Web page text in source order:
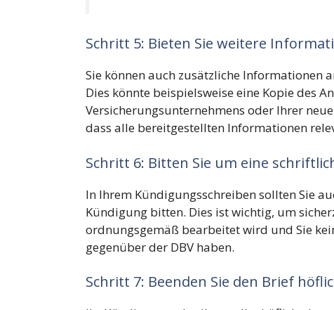
Schritt 5: Bieten Sie weitere
Sie können auch zusätzliche Informationen
Dies könnte beispielsweise eine Kopie des
Versicherungsunternehmens oder Ihrer
dass alle bereitgestellten Informationen
Schritt 6: Bitten Sie um eine
In Ihrem Kündigungsschreiben sollten Sie
Kündigung bitten. Dies ist wichtig, um
ordnungsgemäß bearbeitet wird und Sie
gegenüber der DBV haben.
Schritt 7: Beenden Sie den Brief